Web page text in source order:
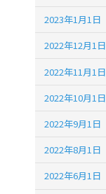
2023年1月1日
2022年12月1日
2022年11月1日
2022年10月1日
2022年9月1日
2022年8月1日
2022年6月1日